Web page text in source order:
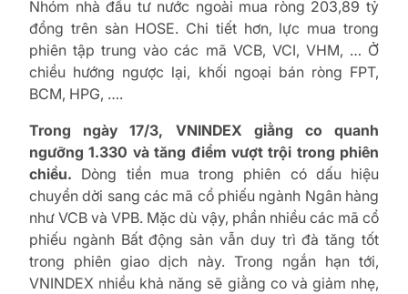
Nhóm nhà đầu tư nước ngoài mua ròng 203,89 tỷ
đồng trên sàn HOSE. Chi tiết hơn, lực mua trong
phiên tập trung vào các mã VCB, VCI, VHM, … Ở
chiều hướng ngược lại, khối ngoại bán ròng FPT,
BCM, HPG, ….
Trong ngày 17/3, VNINDEX giằng co quanh
ngưỡng 1.330 và tăng điểm vượt trội trong phiên
chiều. Dòng tiền mua trong phiên có dấu hiệu
chuyển dời sang các mã cổ phiếu ngành Ngân hàng
như VCB và VPB. Mặc dù vậy, phần nhiều các mã cổ
phiếu ngành Bất động sản vẫn duy trì đà tăng tốt
trong phiên giao dịch này. Trong ngắn hạn tới,
VNINDEX nhiều khả năng sẽ giằng co và giảm nhẹ,